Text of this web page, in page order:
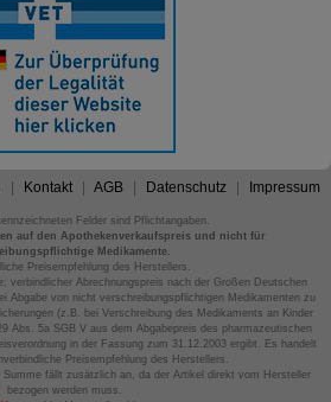
Kontakt AGB Datenschutz Impressum
Felder sind Pflichtangaben.
auf den Apothekenverkaufspreis und nicht für
Medikamente.
Preisempfehlung des Herstellers.
verbindlicher Abrechnungspreis nach der Großen Deutschen
Abgabe von nicht verschreibungspflichtigen Medikamenten zu
(z.B. bei Verschreibung des Medikaments an Kinder
Abs. 5a SGB V aus dem Abgabepreis des pharmazeutischen
in der Fassung zum 31.12.2003 ergibt. Es handelt
Preisempfehlung des Herstellers.
fällt zusätzlich an, da der Artikel direkt vom Hersteller
bezogen werden muss.